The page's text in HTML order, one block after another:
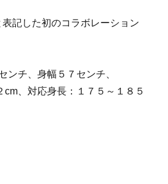
記した初のコラボレーション
ンチ、身幅５７センチ、
応身長：１７５～１８５